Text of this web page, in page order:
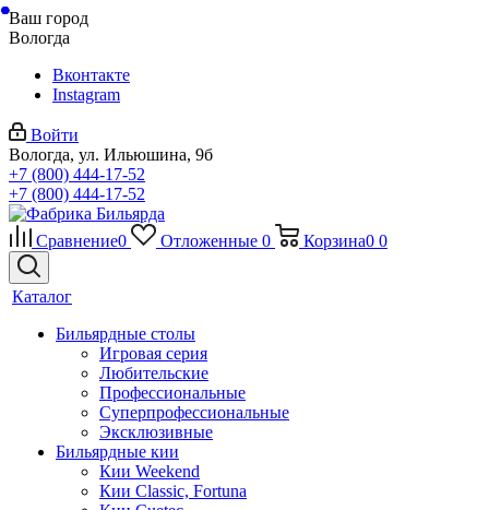
Ваш город
Вологда
Вконтакте
Instagram
Войти
Вологда, ул. Ильюшина, 9б
+7 (800) 444-17-52
+7 (800) 444-17-52
Сравнение0 Отложенные 0 Корзина0 0
Каталог
Бильярдные столы
Игровая серия
Любительские
Профессиональные
Суперпрофессиональные
Эксклюзивные
Бильярдные кии
Кии Weekend
Кии Classic, Fortuna